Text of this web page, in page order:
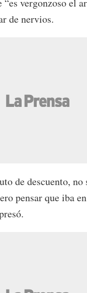
vergonzoso el
de nervios.
de descuento, no
pensar que iba